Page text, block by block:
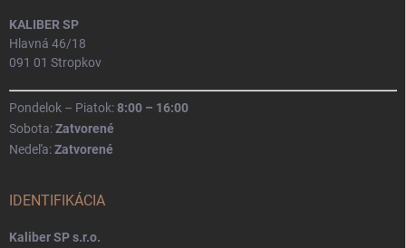
KALIBER SP
Hlavná 46/18
091 01 Stropkov
Pondelok – Piatok:8:00 – 16:00
Sobota:Zatvorené
Nedeľa:Zatvorené
IDENTIFIKÁCIA
Kaliber SP s.r.o.